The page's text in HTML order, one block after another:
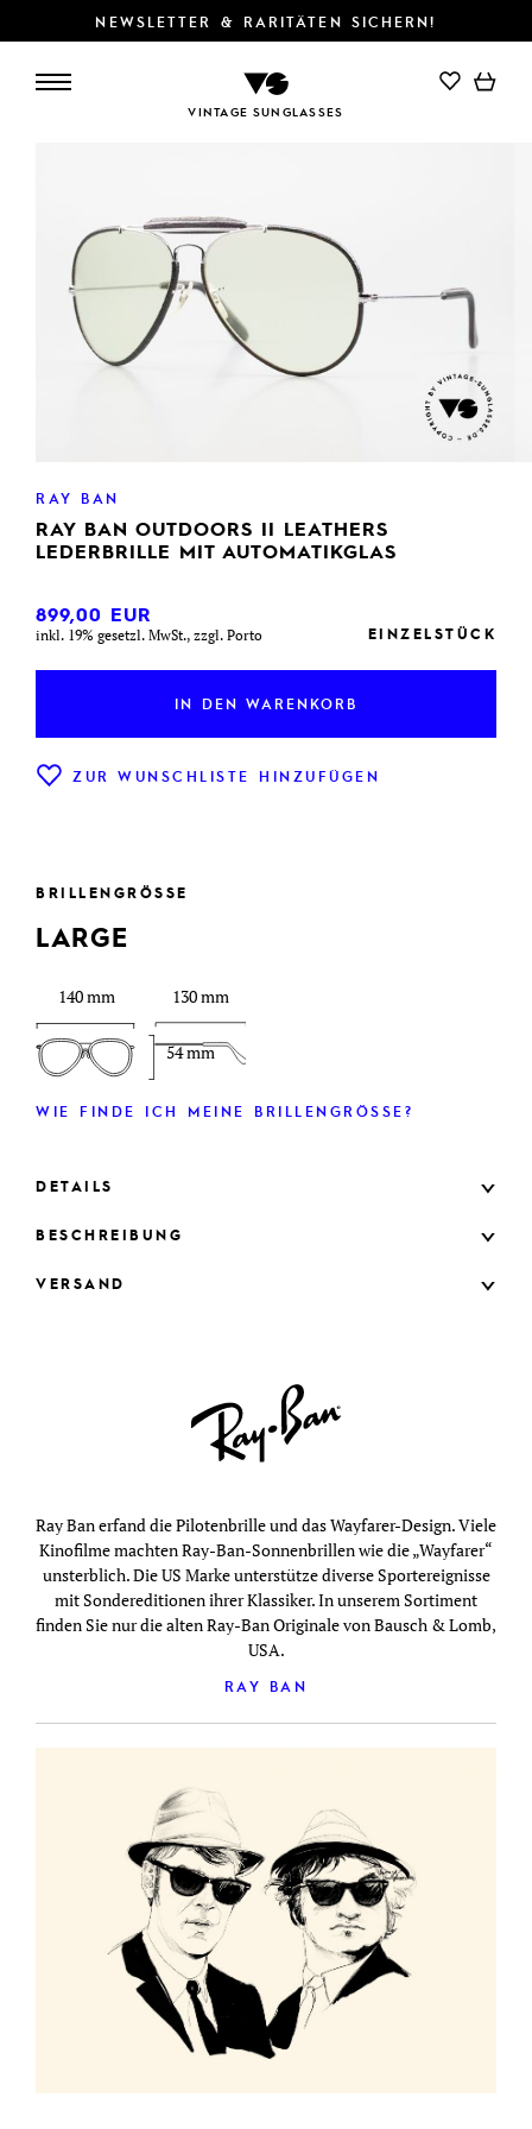
NEWSLETTER & RARITÄTEN SICHERN!
VINTAGE SUNGLASSES
IN DEN WARENKORB
RAY BAN
RAY BAN OUTDOORS II LEATHERS
LEDERBRILLE MIT AUTOMATIKGLAS
899,00 EUR
inkl. 19% gesetzl. MwSt., zzgl. Porto EINZELSTÜCK
IN DEN WARENKORB
ZUR WUNSCHLISTE HINZUFÜGEN
BRILLENGRÖSSE
LARGE
140 mm
54 mm
130 mm
WIE FINDE ICH MEINE BRILLENGRÖSSE?
DETAILS
BESCHREIBUNG
VERSAND
Ray Ban erfand die Pilotenbrille und das Wayfarer-Design. Viele
Kinofilme machten Ray-Ban-Sonnenbrillen wie die „Wayfarer“
unsterblich. Die US Marke unterstütze diverse Sportereignisse
mit Sondereditionen ihrer Klassiker. In unserem Sortiment
finden Sie nur die alten Ray-Ban Originale von Bausch & Lomb,
USA.
RAY BAN